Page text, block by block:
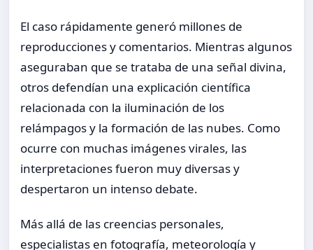
El caso rápidamente generó millones de
reproducciones y comentarios. Mientras algunos
aseguraban que se trataba de una señal divina,
otros defendían una explicación científica
relacionada con la iluminación de los
relámpagos y la formación de las nubes. Como
ocurre con muchas imágenes virales, las
interpretaciones fueron muy diversas y
despertaron un intenso debate.
Más allá de las creencias personales,
especialistas en fotografía, meteorología y